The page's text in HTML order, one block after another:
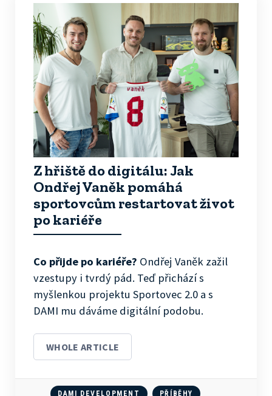
Z hřiště do digitálu: Jak
Ondřej Vaněk pomáhá
sportovcům restartovat život
po kariéře
Co přijde po kariéře? Ondřej Vaněk zažil
vzestupy i tvrdý pád. Teď přichází s
myšlenkou projektu Sportovec 2.0 a s
DAMI mu dáváme digitální podobu.
WHOLE ARTICLE
DAMI DEVELOPMENT PŘÍBĚHY